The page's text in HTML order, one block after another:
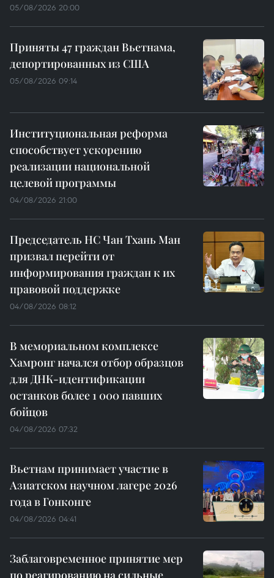
05/08/2026 20:00
Приняты 47 граждан Вьетнама,
депортированных из США
05/08/2026 09:14
Институциональная реформа
способствует ускорению
реализации национальной
целевой программы
04/08/2026 21:00
Председатель НС Чан Тхань Ман
призвал перейти от
информирования граждан к их
правовой поддержке
04/08/2026 08:12
В мемориальном комплексе
Хамронг начался отбор образцов
для ДНК-идентификации
останков более 1 000 павших
бойцов
04/08/2026 07:32
Вьетнам принимает участие в
Азиатском научном лагере 2026
года в Гонконге
04/08/2026 04:41
Заблаговременное принятие мер
по реагированию на сильные